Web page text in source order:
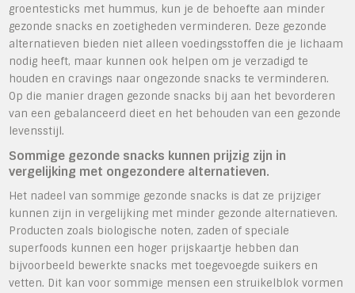
groentesticks met hummus, kun je de behoefte aan minder
gezonde snacks en zoetigheden verminderen. Deze gezonde
alternatieven bieden niet alleen voedingsstoffen die je lichaam
nodig heeft, maar kunnen ook helpen om je verzadigd te
houden en cravings naar ongezonde snacks te verminderen.
Op die manier dragen gezonde snacks bij aan het bevorderen
van een gebalanceerd dieet en het behouden van een gezonde
levensstijl.
Sommige gezonde snacks kunnen prijzig zijn in
vergelijking met ongezondere alternatieven.
Het nadeel van sommige gezonde snacks is dat ze prijziger
kunnen zijn in vergelijking met minder gezonde alternatieven.
Producten zoals biologische noten, zaden of speciale
superfoods kunnen een hoger prijskaartje hebben dan
bijvoorbeeld bewerkte snacks met toegevoegde suikers en
vetten. Dit kan voor sommige mensen een struikelblok vormen